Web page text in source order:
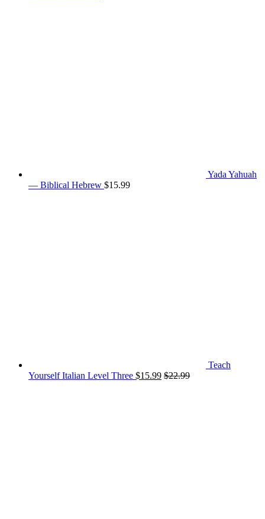
Yada Yahuah
— Biblical Hebrew $15.99
Teach
Yourself Italian Level Three $15.99 $22.99